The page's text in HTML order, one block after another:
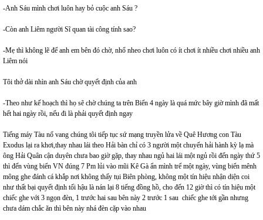
-Anh Sáu mình chơi luôn hay bỏ cuộc anh Sáu ?
-Còn anh Liêm người Sĩ quan tài công tính sao?
-Mẹ thì không lẽ để anh em bên đó chờ, nhổ nheo chơi luôn có ít chơi ít nhiều chơi nhiều anh
Liêm nói
Tôi thở dài nhìn anh Sáu chờ quyết định của anh
-Theo như kế hoạch thì họ sẽ chờ chúng ta trên Biển 4 ngày là quá mức bây giờ mình đã mất
hết hai ngày rồi, nếu đi là phải quyết định ngay
Tiếng máy Tàu nổ vang chúng tôi tiếp tục sứ mạng truyền lửa về Quê Hương con Tàu
Exodus lại ra khơi,thay nhau lái theo Hải bàn chỉ có 3 người một chuyến hải hành kỳ lạ mà
ông Hải Quân cận duyên chưa bao giờ gặp, thay nhau ngủ hai lái một ngủ rồi đến ngày thứ 5
thì đến vùng biển VN đúng 7 Pm lủi vào mũi Kê Gà ẩn mình trể một ngày, vùng biển mênh
mông ghe đánh cá khắp nơi không thấy tụi Biên phòng, không một tín hiệu nhận diện coi
như thất bại quyết định tối hậu là nán lại 8 tiếng đồng hồ, cho đến 12 giờ thì có tín hiệu một
chiếc ghe với 3 ngọn đèn, 1 trước hai sau bên này 2 trước 1 sau chiếc ghe tới gần nhưng
chưa dám chắc ăn thì bên này nhá đèn cặp vào nhau